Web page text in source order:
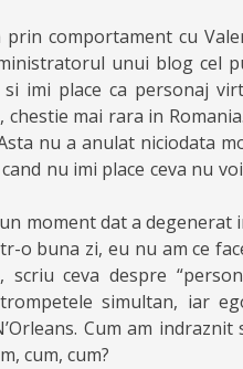
comportament cu
unui blog cel
imi place ca personaj
chestie mai rara in
nu a anulat niciodata
nu imi place ceva nu
moment dat a degenerat
o buna zi, eu nu am ce
ceva despre
simultan, iar
Cum am indraznit
cum, cum?